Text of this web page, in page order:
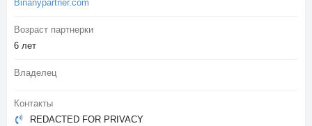
Binanypartner.com
Возраст партнерки
6 лет
Владелец
Контакты
REDACTED FOR PRIVACY